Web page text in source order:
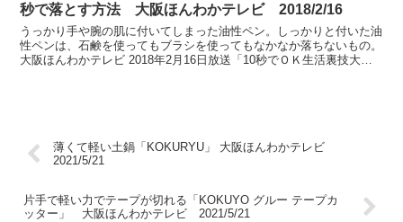
秒で落とす方法 大阪ほんわかテレビ 2018/2/16
うっかり手や腕の肌に付いてしまった油性ペン。しっかりと付いた油
性ペンは、石鹸を使ってもブラシを使ってもなかなか落ちないもの。
大阪ほんわかテレビ 2018年2月16日放送「10秒でＯＫ生活裏技大放
薄くて軽い土鍋「KOKURYU」 大阪ほんわかテレビ
2021/5/21
片手で軽い力でテープが切れる「KOKUYO グルー テープカ
ッター」 大阪ほんわかテレビ 2021/5/21